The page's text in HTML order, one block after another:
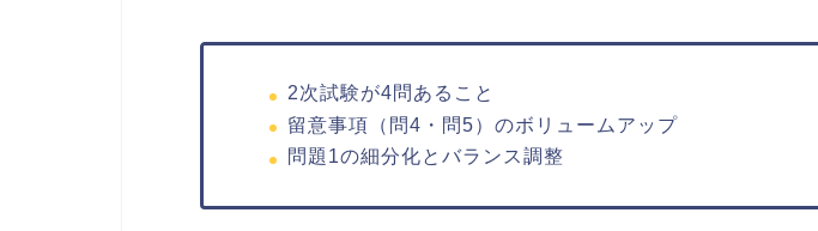
2次試験が4問あること
留意事項（問4・問5）のボリュームアップ
問題1の細分化とバランス調整